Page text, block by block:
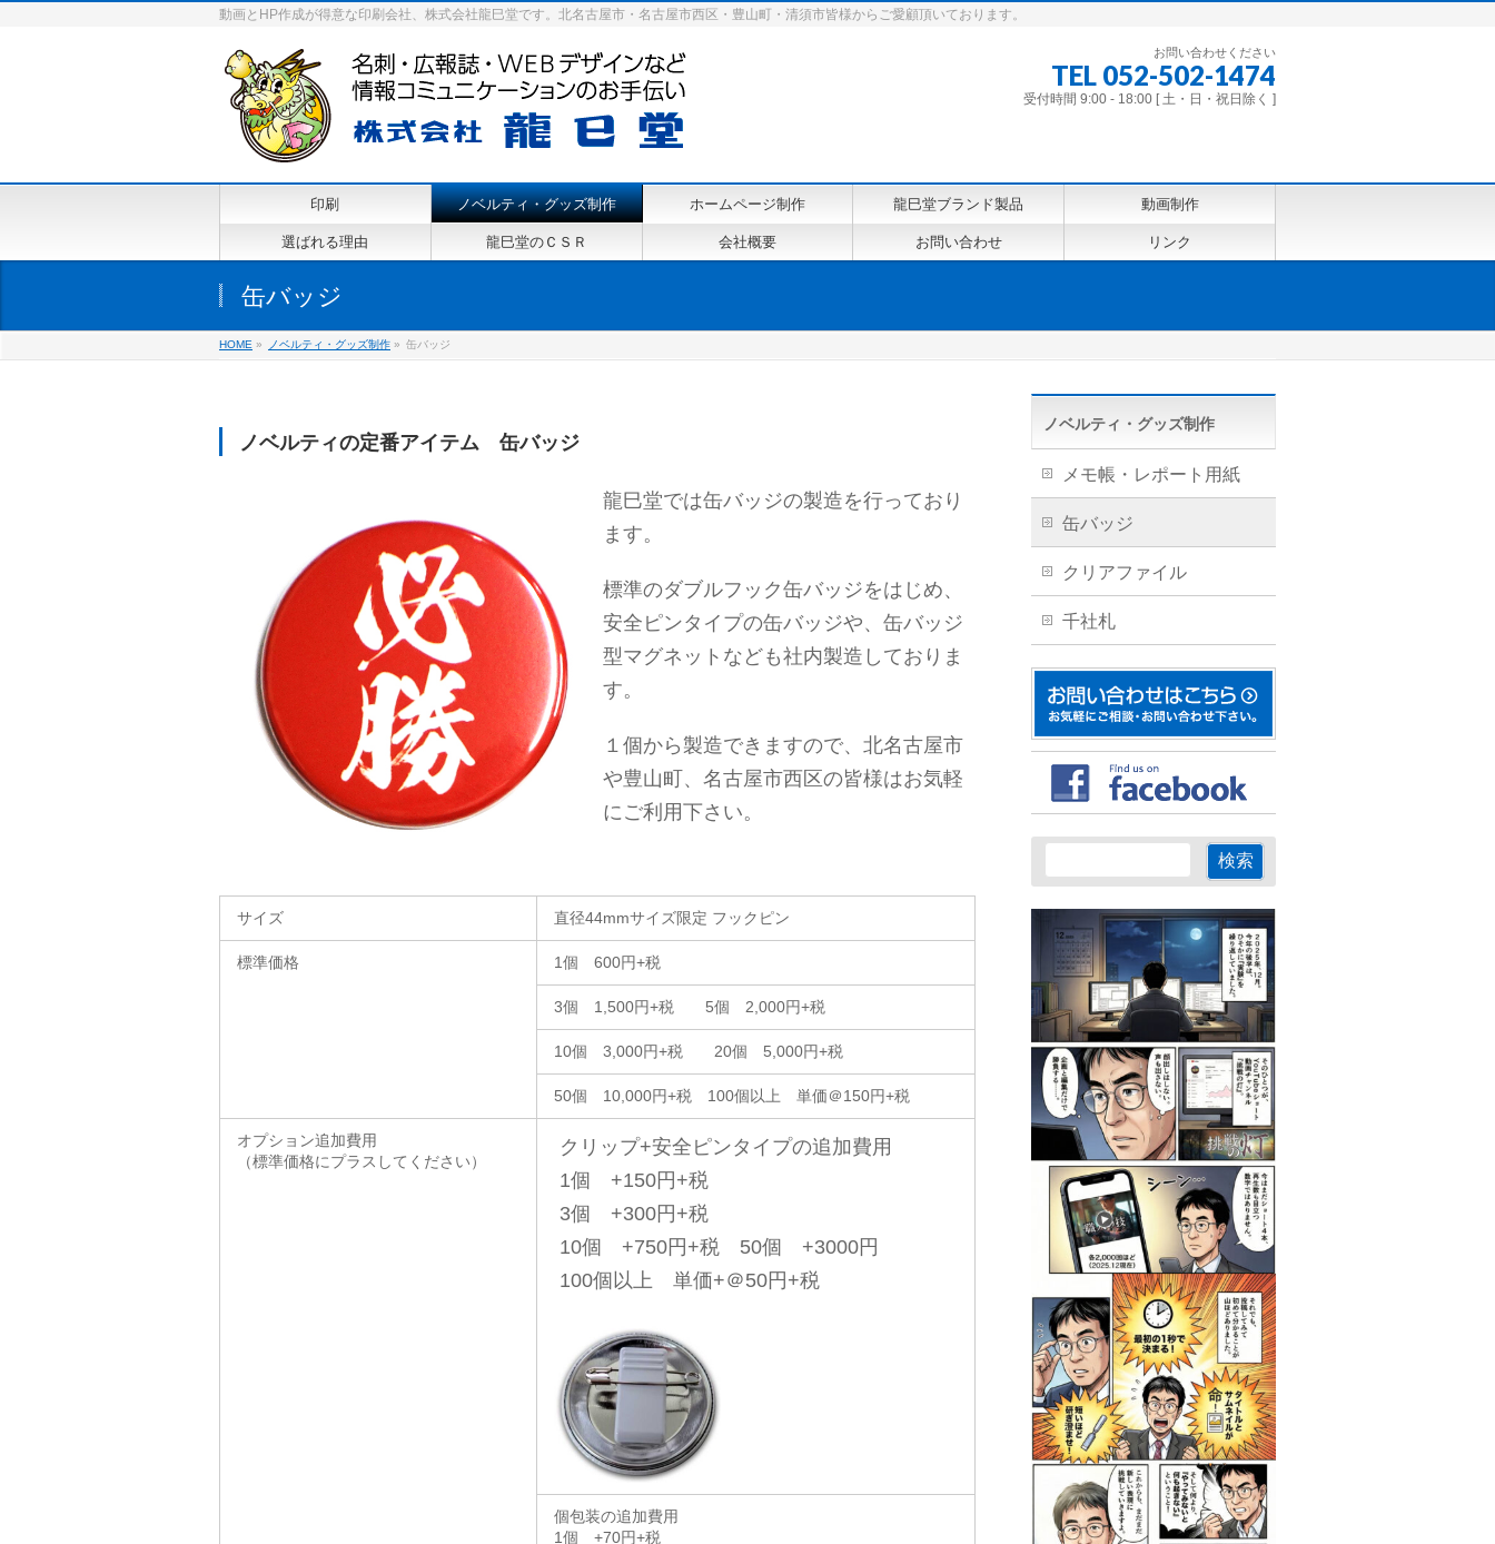
動画とHP作成が得意な印刷会社、株式会社龍巳堂です。北名古屋市・名古屋市西区・豊山町・清須市皆様からご愛顧頂いております。
お問い合わせください
TEL 052-502-1474
受付時間 9:00 - 18:00 [ 土・日・祝日除く ]
印刷 ノベルティ・グッズ制作 ホームページ制作 龍巳堂ブランド製品 動画制作
選ばれる理由 龍巳堂のＣＳＲ 会社概要 お問い合わせ リンク
缶バッジ
HOME » ノベルティ・グッズ制作 » 缶バッジ
ノベルティの定番アイテム 缶バッジ
龍巳堂では缶バッジの製造を行っており
ます。
標準のダブルフック缶バッジをはじめ、
安全ピンタイプの缶バッジや、缶バッジ
型マグネットなども社内製造しておりま
す。
１個から製造できますので、北名古屋市
や豊山町、名古屋市西区の皆様はお気軽
にご利用下さい。
サイズ 直径44mmサイズ限定 フックピン
標準価格 1個 600円+税
3個 1,500円+税 5個 2,000円+税
10個 3,000円+税 20個 5,000円+税
50個 10,000円+税 100個以上 単価＠150円+税
オプション追加費用
（標準価格にプラスしてください）
クリップ+安全ピンタイプの追加費用
1個 +150円+税
3個 +300円+税
10個 +750円+税 50個 +3000円
100個以上 単価+＠50円+税
個包装の追加費用
1個 +70円+税
ノベルティ・グッズ制作
メモ帳・レポート用紙
缶バッジ
クリアファイル
千社札